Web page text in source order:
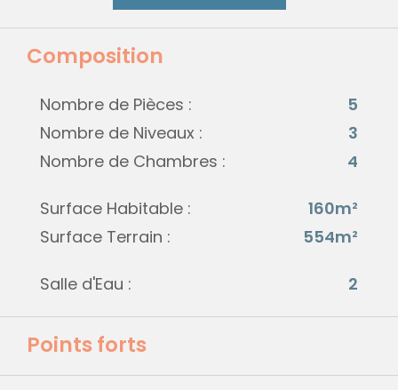
Composition
Nombre de Pièces :
5
Nombre de Niveaux :
3
Nombre de Chambres :
4
Surface Habitable :
160m²
Surface Terrain :
554m²
Salle d'Eau : 2
Points forts